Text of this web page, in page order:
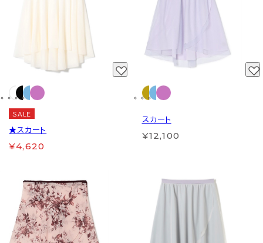
SALE
★スカート
¥4,620
スカート
¥12,100